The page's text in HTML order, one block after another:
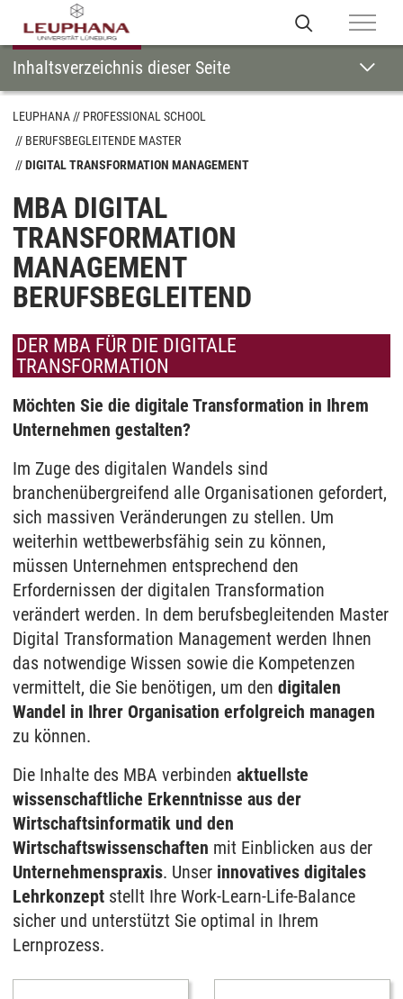
LEUPHANA
PROFESSIONAL SCHOOL
BERUFSBEGLEITENDE MASTER
DIGITAL TRANSFORMATION MANAGEMENT
MBA DIGITAL
TRANSFORMATION
MANAGEMENT
BERUFSBEGLEITEND
DER MBA FÜR DIE DIGITALE
TRANSFORMATION
Möchten Sie die digitale Transformation in Ihrem
Unternehmen gestalten?
Im Zuge des digitalen Wandels sind
branchenübergreifend alle Organisationen gefordert,
sich massiven Veränderungen zu stellen. Um
weiterhin wettbewerbsfähig sein zu können,
müssen Unternehmen entsprechend den
Erfordernissen der digitalen Transformation
verändert werden. In dem berufsbegleitenden Master
Digital Transformation Management werden Ihnen
das notwendige Wissen sowie die Kompetenzen
vermittelt, die Sie benötigen, um den digitalen
Wandel in Ihrer Organisation erfolgreich managen
zu können.
Die Inhalte des MBA verbinden aktuellste
wissenschaftliche Erkenntnisse aus der
Wirtschaftsinformatik und den
Wirtschaftswissenschaften mit Einblicken aus der
Unternehmenspraxis. Unser innovatives digitales
Lehrkonzept stellt Ihre Work-Learn-Life-Balance
sicher und unterstützt Sie optimal in Ihrem
Lernprozess.
Inhaltsverzeichnis dieser Seite